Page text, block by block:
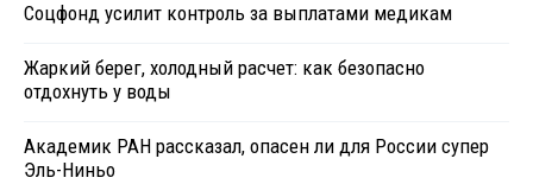
Соцфонд усилит контроль за выплатами медикам
Жаркий берег, холодный расчет: как безопасно
отдохнуть у воды
Академик РАН рассказал, опасен ли для России супер
Эль-Ниньо